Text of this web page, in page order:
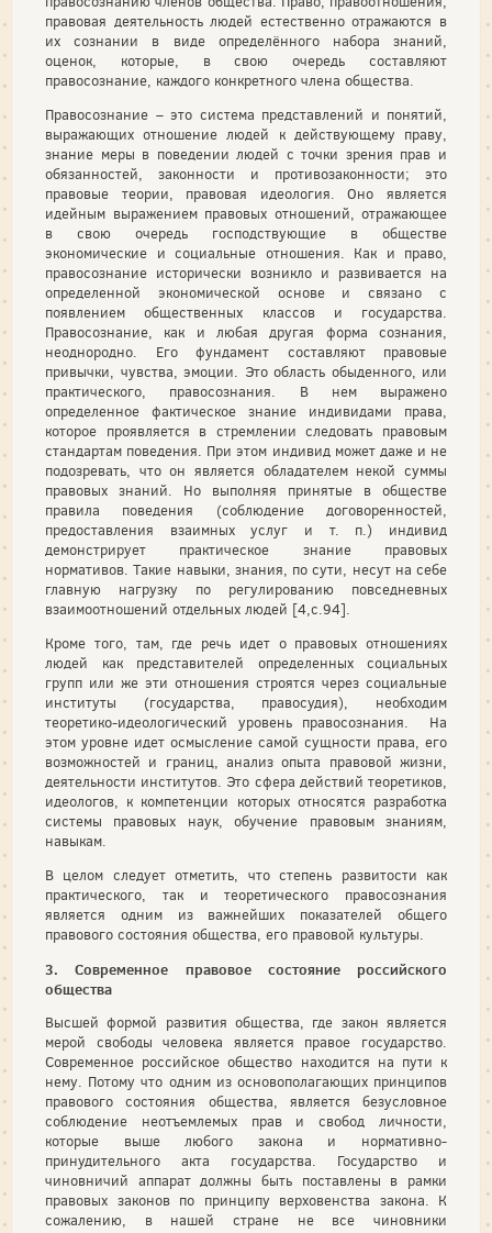
правовая деятельность людей естественно отражаются в
их сознании в виде определённого набора знаний,
оценок, которые, в свою очередь составляют
правосознание, каждого конкретного члена общества.
Правосознание – это система представлений и понятий,
выражающих отношение людей к действующему праву,
знание меры в поведении людей с точки зрения прав и
обязанностей, законности и противозаконности; это
правовые теории, правовая идеология. Оно является
идейным выражением правовых отношений, отражающее
в свою очередь господствующие в обществе
экономические и социальные отношения. Как и право,
правосознание исторически возникло и развивается на
определенной экономической основе и связано с
появлением общественных классов и государства.
Правосознание, как и любая другая форма сознания,
неоднородно. Его фундамент составляют правовые
привычки, чувства, эмоции. Это область обыденного, или
практического, правосознания. В нем выражено
определенное фактическое знание индивидами права,
которое проявляется в стремлении следовать правовым
стандартам поведения. При этом индивид может даже и не
подозревать, что он является обладателем некой суммы
правовых знаний. Но выполняя принятые в обществе
правила поведения (соблюдение договоренностей,
предоставления взаимных услуг и т. п.) индивид
демонстрирует практическое знание правовых
нормативов. Такие навыки, знания, по сути, несут на себе
главную нагрузку по регулированию повседневных
взаимоотношений отдельных людей [4,с.94].
Кроме того, там, где речь идет о правовых отношениях
людей как представителей определенных социальных
групп или же эти отношения строятся через социальные
институты (государства, правосудия), необходим
теоретико-идеологический уровень правосознания. На
этом уровне идет осмысление самой сущности права, его
возможностей и границ, анализ опыта правовой жизни,
деятельности институтов. Это сфера действий теоретиков,
идеологов, к компетенции которых относятся разработка
системы правовых наук, обучение правовым знаниям,
навыкам.
В целом следует отметить, что степень развитости как
практического, так и теоретического правосознания
является одним из важнейших показателей общего
правового состояния общества, его правовой культуры.
3. Современное правовое состояние российского
общества
Высшей формой развития общества, где закон является
мерой свободы человека является правое государство.
Современное российское общество находится на пути к
нему. Потому что одним из основополагающих принципов
правового состояния общества, является безусловное
соблюдение неотъемлемых прав и свобод личности,
которые выше любого закона и нормативно-
принудительного акта государства. Государство и
чиновничий аппарат должны быть поставлены в рамки
правовых законов по принципу верховенства закона. К
сожалению, в нашей стране не все чиновники